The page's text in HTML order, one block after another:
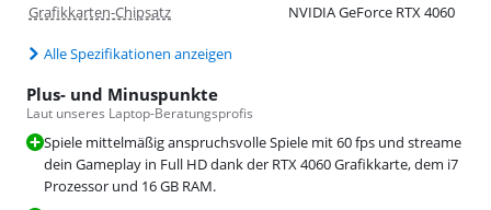
Grafikkarten-Chipsatz NVIDIA GeForce RTX 4060
Alle Spezifikationen anzeigen
Plus- und Minuspunkte
Laut unseres Laptop-Beratungsprofis
Spiele mittelmäßig anspruchsvolle Spiele mit 60 fps und streame
dein Gameplay in Full HD dank der RTX 4060 Grafikkarte, dem i7
Prozessor und 16 GB RAM.